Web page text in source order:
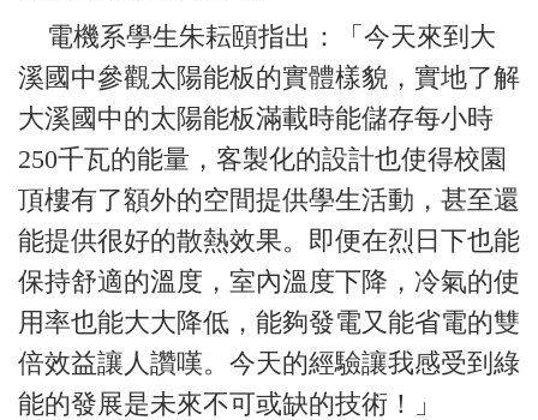
電機系學生朱耘頤指出：「今天來到大
溪國中參觀太陽能板的實體樣貌，實地了解
大溪國中的太陽能板滿載時能儲存每小時
250千瓦的能量，客製化的設計也使得校園
頂樓有了額外的空間提供學生活動，甚至還
能提供很好的散熱效果。即便在烈日下也能
保持舒適的溫度，室內溫度下降，冷氣的使
用率也能大大降低，能夠發電又能省電的雙
倍效益讓人讚嘆。今天的經驗讓我感受到綠
能的發展是未來不可或缺的技術！」